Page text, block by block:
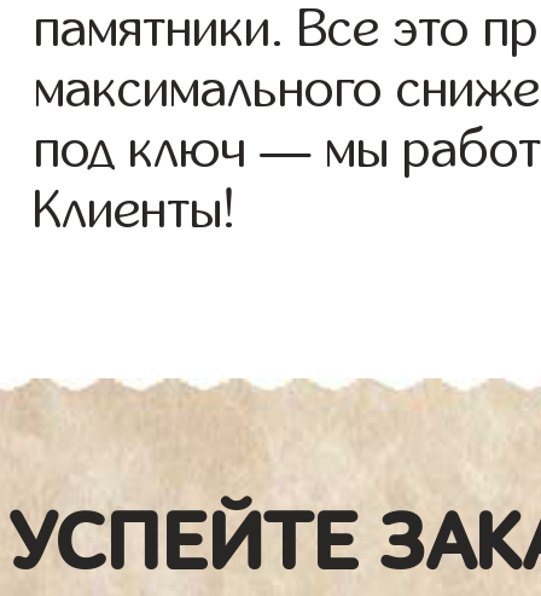
памятники. Все это
максимального
под ключ — мы
Клиенты!
УСПЕЙТЕ